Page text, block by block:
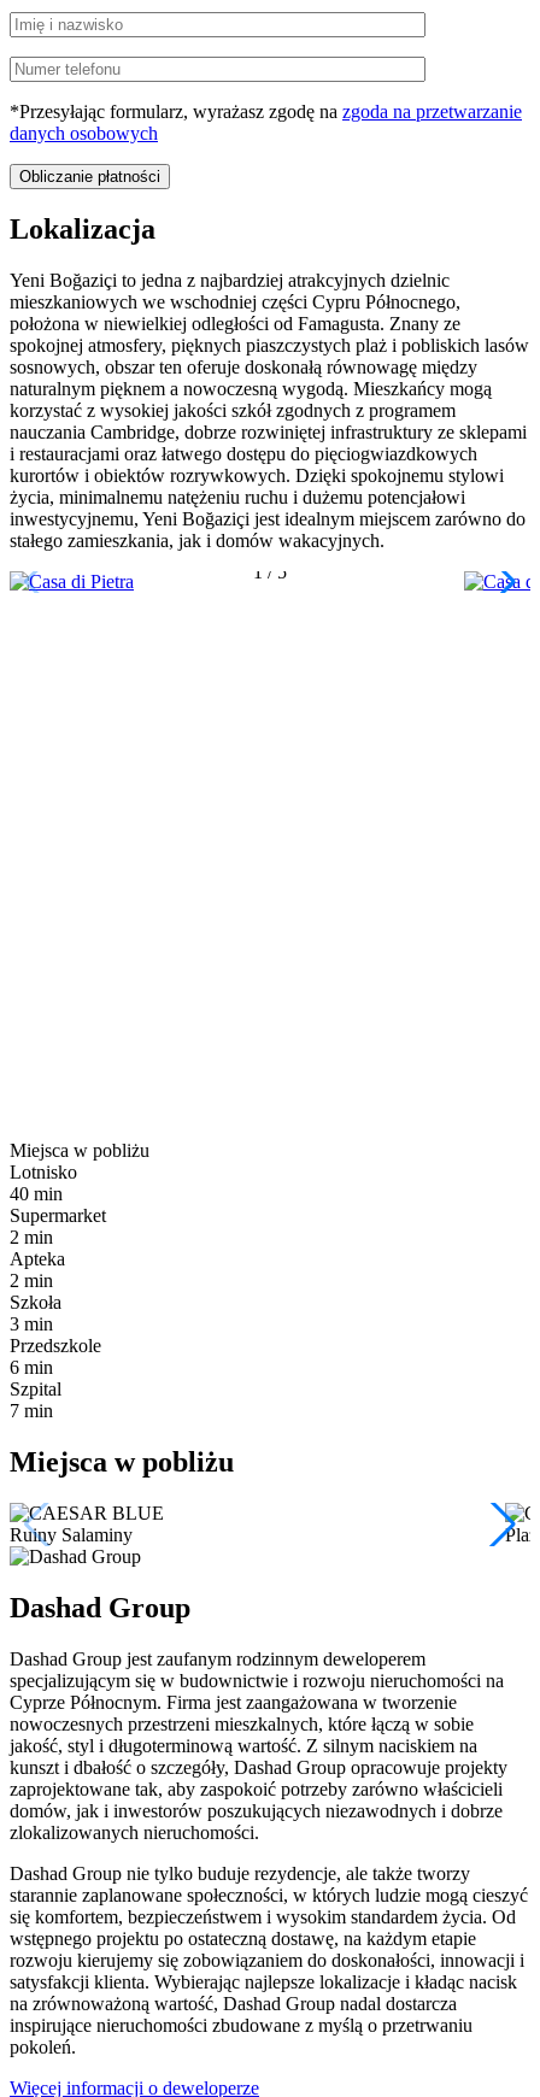
*Przesyłając formularz, wyrażasz zgodę na zgoda na przetwarzanie
danych osobowych
Lokalizacja
Yeni Boğaziçi to jedna z najbardziej atrakcyjnych dzielnic
mieszkaniowych we wschodniej części Cypru Północnego,
położona w niewielkiej odległości od Famagusta. Znany ze
spokojnej atmosfery, pięknych piaszczystych plaż i pobliskich lasów
sosnowych, obszar ten oferuje doskonałą równowagę między
naturalnym pięknem a nowoczesną wygodą. Mieszkańcy mogą
korzystać z wysokiej jakości szkół zgodnych z programem
nauczania Cambridge, dobrze rozwiniętej infrastruktury ze sklepami
i restauracjami oraz łatwego dostępu do pięciogwiazdkowych
kurortów i obiektów rozrywkowych. Dzięki spokojnemu stylowi
życia, minimalnemu natężeniu ruchu i dużemu potencjałowi
inwestycyjnemu, Yeni Boğaziçi jest idealnym miejscem zarówno do
stałego zamieszkania, jak i domów wakacyjnych.
1 / 5
Miejsca w pobliżu
Lotnisko
40 min
Supermarket
2 min
Apteka
2 min
Szkoła
3 min
Przedszkole
6 min
Szpital
7 min
Miejsca w pobliżu
Ruiny Salaminy
Dashad Group
Dashad Group jest zaufanym rodzinnym deweloperem
specjalizującym się w budownictwie i rozwoju nieruchomości na
Cyprze Północnym. Firma jest zaangażowana w tworzenie
nowoczesnych przestrzeni mieszkalnych, które łączą w sobie
jakość, styl i długoterminową wartość. Z silnym naciskiem na
kunszt i dbałość o szczegóły, Dashad Group opracowuje projekty
zaprojektowane tak, aby zaspokoić potrzeby zarówno właścicieli
domów, jak i inwestorów poszukujących niezawodnych i dobrze
zlokalizowanych nieruchomości.
Dashad Group nie tylko buduje rezydencje, ale także tworzy
starannie zaplanowane społeczności, w których ludzie mogą cieszyć
się komfortem, bezpieczeństwem i wysokim standardem życia. Od
wstępnego projektu po ostateczną dostawę, na każdym etapie
rozwoju kierujemy się zobowiązaniem do doskonałości, innowacji i
satysfakcji klienta. Wybierając najlepsze lokalizacje i kładąc nacisk
na zrównoważoną wartość, Dashad Group nadal dostarcza
inspirujące nieruchomości zbudowane z myślą o przetrwaniu
pokoleń.
Więcej informacji o deweloperze